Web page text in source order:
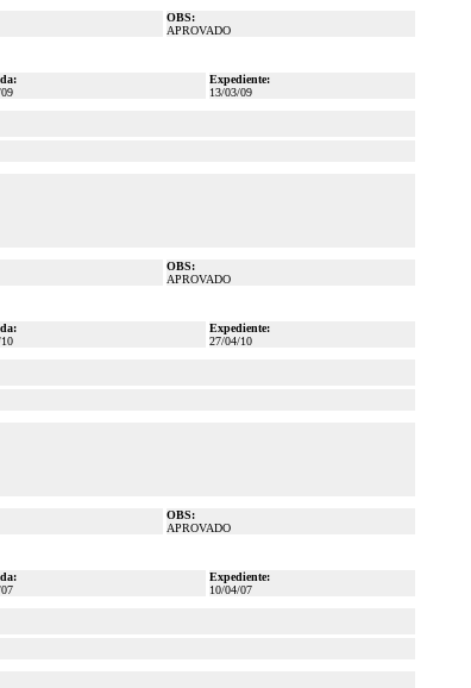
OBS:
APROVADO
Expediente:
13/03/09
OBS:
APROVADO
Expediente:
27/04/10
OBS:
APROVADO
Expediente:
10/04/07